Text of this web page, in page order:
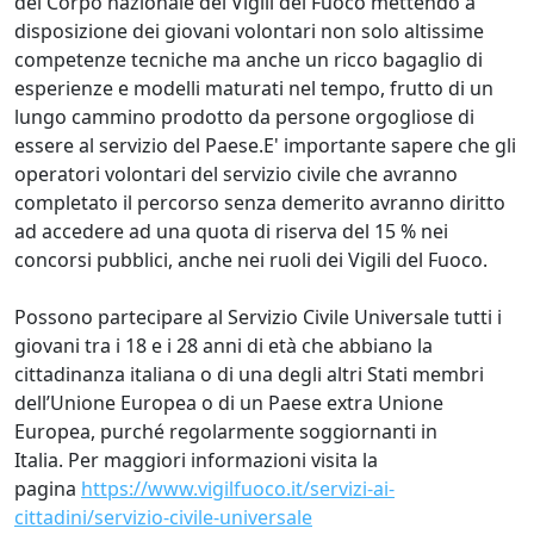
disposizione dei giovani volontari non solo altissime
competenze tecniche ma anche un ricco bagaglio di
esperienze e modelli maturati nel tempo, frutto di un
lungo cammino prodotto da persone orgogliose di
essere al servizio del Paese.E' importante sapere che gli
operatori volontari del servizio civile che avranno
completato il percorso senza demerito avranno diritto
ad accedere ad una quota di riserva del 15 % nei
concorsi pubblici, anche nei ruoli dei Vigili del Fuoco.
Possono partecipare al Servizio Civile Universale tutti i
giovani tra i 18 e i 28 anni di età che abbiano la
cittadinanza italiana o di una degli altri Stati membri
dell’Unione Europea o di un Paese extra Unione
Europea, purché regolarmente soggiornanti in
Italia. Per maggiori informazioni visita la
pagina https://www.vigilfuoco.it/servizi-ai-
cittadini/servizio-civile-universale